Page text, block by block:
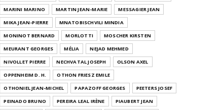
MARINI MARINO
MARTIN JEAN-MARIE
MESSAGIER JEAN
MIKA JEAN-PIERRE
MNATOBISCHVILI MINDIA
MONINOT BERNARD
MORLOTTI
MOSCHER KIRSTEN
MEURANT GEORGES
MÉLIA
NEJAD MEHMED
NIVOLLET PIERRE
NECHVATAL JOSEPH
OLSON AXEL
OPPENHEIM D. H.
OTHON FRIESZ EMILE
OTHONIEL JEAN-MICHEL
PAPAZOFF GEORGES
PEETERS JOSEF
PEINADO BRUNO
PEREIRA LEAL IRÈNE
PIAUBERT JEAN